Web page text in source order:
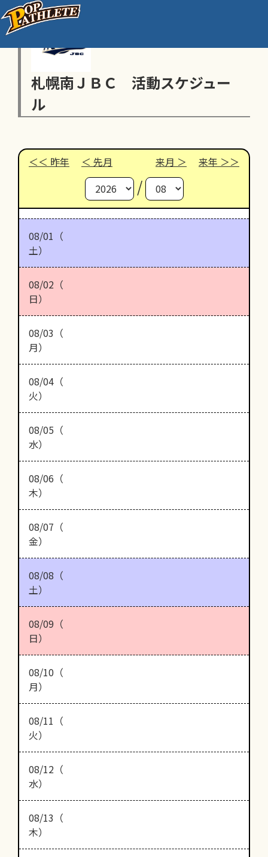
札幌南ＪＢＣ 活動スケジュー
ル
昨年 先月 来月 来年
/
08/01（
土）
08/02（
日）
08/03（
月）
08/04（
火）
08/05（
水）
08/06（
木）
08/07（
金）
08/08（
土）
08/09（
日）
08/10（
月）
08/11（
火）
08/12（
水）
08/13（
木）